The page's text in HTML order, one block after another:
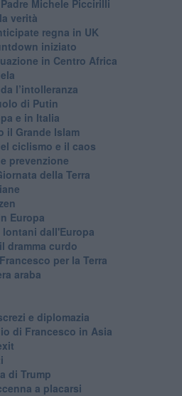
Michele Piccirilli
verità
regna in UK
iniziato
in Centro Africa
l’intolleranza
di Putin
e in Italia
il Grande Islam
ciclismo e il caos
prevenzione
della Terra
Europa
dall'Europa
dramma curdo
per la Terra
araba
e diplomazia
di Francesco in Asia
di Trump
a placarsi